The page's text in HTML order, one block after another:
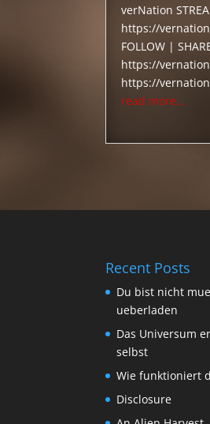
verNation
https://
FOLLOW |
https://
https://
read more...
Recent Posts
Du bist nicht
ueberladen
Das Universum
selbst
Wie funktioniert
Disclosure